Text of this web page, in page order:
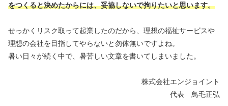
をつくると決めたからには、妥協しないで拘りたいと思います。
せっかくリスク取って起業したのだから、理想の福祉サービスや
理想の会社を目指してやらないと勿体無いですよね。
暑い日々が続く中で、暑苦しい文章を書いてしまいました。
株式会社エンジョイント
代表 鳥毛正弘